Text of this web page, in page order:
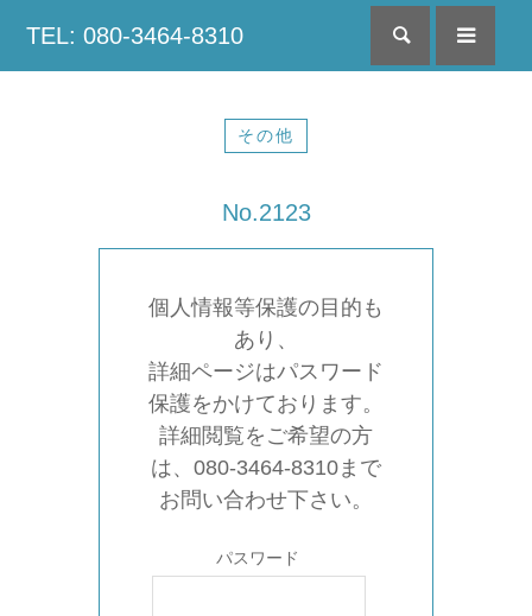
TEL: 080-3464-8310 検索
その他
No.2123
個人情報等保護の目的も
あり、
詳細ページはパスワード
保護をかけております。
詳細閲覧をご希望の方
は、080-3464-8310まで
お問い合わせ下さい。
パスワード